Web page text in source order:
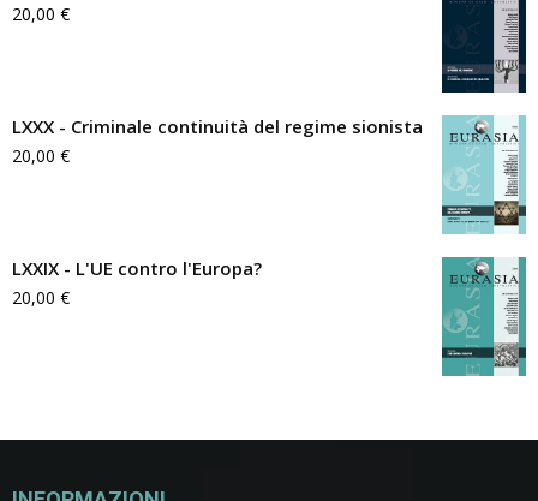
20,00 €
LXXX - Criminale continuità del regime sionista
20,00 €
LXXIX - L'UE contro l'Europa?
20,00 €